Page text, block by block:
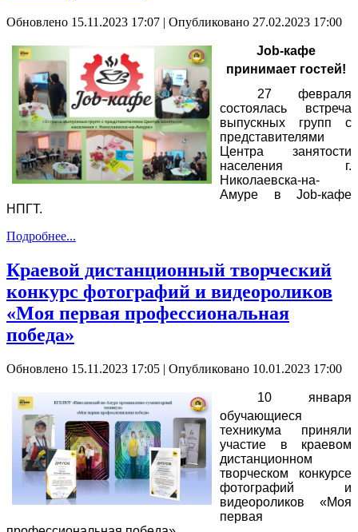
Обновлено 15.11.2023 17:07 | Опубликовано 27.02.2023 17:00
Job-кафе
принимает гостей!
27 февраля
состоялась встреча
выпускных групп с
представителями
Центра занятости
населения г.
Николаевска-на-
Амуре в Job-кафе
НПГТ.
Подробнее...
Краевой дистанционный творческий
конкурс фотографий и видеороликов
«Моя первая профессиональная
победа»
Обновлено 15.11.2023 17:05 | Опубликовано 10.01.2023 17:00
10 января
обучающиеся
техникума приняли
участие в краевом
дистанционном
творческом конкурсе
фотографий и
видеороликов «Моя
первая